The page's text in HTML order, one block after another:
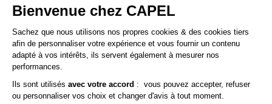
Chèche motifs palmes coton/lin vert, beige et blanc
Nos clients aiment aussi